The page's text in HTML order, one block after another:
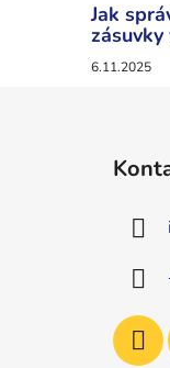
Jak
6.11.2025